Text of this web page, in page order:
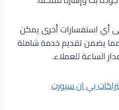
أي استفسارات أخرى يمكن
مما يضمن تقديم خدمة شاملة
الساعة للعملاء.
بي ان سبورت